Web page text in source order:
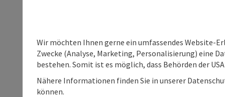
Wir möchten Ihnen gerne ein umfassendes Website-
Zwecke (Analyse, Marketing, Personalisierung) eine
bestehen. Somit ist es möglich, dass Behörden der
Nähere Informationen finden Sie in unserer
können.